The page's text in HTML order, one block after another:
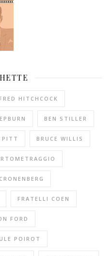
HITCHCOCK
BEN STILLER
PITT BRUCE WILLIS
FRATELLI COEN
FORD
POIROT